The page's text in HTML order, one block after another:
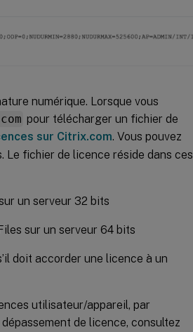
numérique. Lorsque vous
pour télécharger un fichier de
sur Citrix.com. Vous pouvez
Le fichier de licence réside dans ces
un serveur 32 bits
sur un serveur 64 bits
doit accorder une licence à un
utilisateur/appareil, par
de licence, consultez